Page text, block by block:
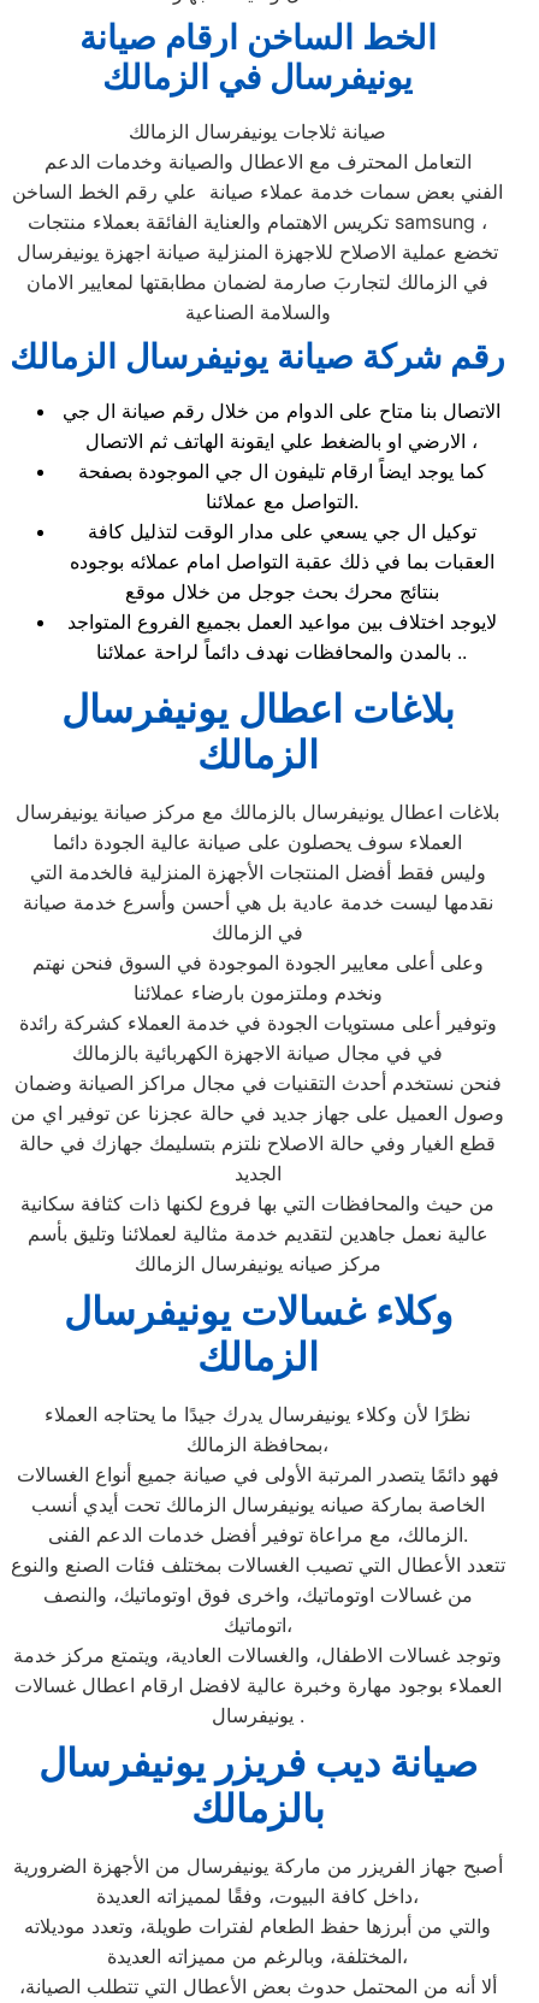
الخط الساخن ارقام صيانة
يونيفرسال في الزمالك
صيانة ثلاجات يونيفرسال الزمالك
التعامل المحترف مع الاعطال والصيانة وخدمات الدعم
الفني بعض سمات خدمة عملاء صيانة علي رقم الخط الساخن
تكريس الاهتمام والعناية الفائقة بعملاء منتجات samsung ،
تخضع عملية الاصلاح للاجهزة المنزلية صيانة اجهزة يونيفرسال
في الزمالك لتجاربَ صارمة لضمان مطابقتها لمعايير الامان
والسلامة الصناعية
رقم شركة صيانة يونيفرسال الزمالك
الاتصال بنا متاح على الدوام من خلال رقم صيانة ال جي
الارضي او بالضغط علي ايقونة الهاتف ثم الاتصال ،
كما يوجد ايضاً ارقام تليفون ال جي الموجودة بصفحة
التواصل مع عملائنا.
توكيل ال جي يسعي على مدار الوقت لتذليل كافة
العقبات بما في ذلك عقبة التواصل امام عملائه بوجوده
بنتائج محرك بحث جوجل من خلال موقع
لايوجد اختلاف بين مواعيد العمل بجميع الفروع المتواجد
بالمدن والمحافظات نهدف دائماً لراحة عملائنا ..
بلاغات اعطال يونيفرسال
الزمالك
بلاغات اعطال يونيفرسال بالزمالك مع مركز صيانة يونيفرسال
العملاء سوف يحصلون على صيانة عالية الجودة دائما
وليس فقط أفضل المنتجات الأجهزة المنزلية فالخدمة التي
نقدمها ليست خدمة عادية بل هي أحسن وأسرع خدمة صيانة
في الزمالك
وعلى أعلى معايير الجودة الموجودة في السوق فنحن نهتم
ونخدم وملتزمون بارضاء عملائنا
وتوفير أعلى مستويات الجودة في خدمة العملاء كشركة رائدة
في في مجال صيانة الاجهزة الكهربائية بالزمالك
فنحن نستخدم أحدث التقنيات في مجال مراكز الصيانة وضمان
وصول العميل على جهاز جديد في حالة عجزنا عن توفير اي من
قطع الغيار وفي حالة الاصلاح نلتزم بتسليمك جهازك في حالة
الجديد
من حيث والمحافظات التي بها فروع لكنها ذات كثافة سكانية
عالية نعمل جاهدين لتقديم خدمة مثالية لعملائنا وتليق بأسم
مركز صيانه يونيفرسال الزمالك
وكلاء غسالات يونيفرسال
الزمالك
نظرًا لأن وكلاء يونيفرسال يدرك جيدًا ما يحتاجه العملاء
بمحافظة الزمالك،
فهو دائمًا يتصدر المرتبة الأولى في صيانة جميع أنواع الغسالات
الخاصة بماركة صيانه يونيفرسال الزمالك تحت أيدي أنسب
الزمالك، مع مراعاة توفير أفضل خدمات الدعم الفنى.
تتعدد الأعطال التي تصيب الغسالات بمختلف فئات الصنع والنوع
من غسالات اوتوماتيك، واخرى فوق اوتوماتيك، والنصف
اتوماتيك،
وتوجد غسالات الاطفال، والغسالات العادية، ويتمتع مركز خدمة
العملاء بوجود مهارة وخبرة عالية لافضل ارقام اعطال غسالات
يونيفرسال .
صيانة ديب فريزر يونيفرسال
بالزمالك
أصبح جهاز الفريزر من ماركة يونيفرسال من الأجهزة الضرورية
داخل كافة البيوت، وفقًا لمميزاته العديدة،
والتي من أبرزها حفظ الطعام لفترات طويلة، وتعدد موديلاته
المختلفة، وبالرغم من مميزاته العديدة،
ألا أنه من المحتمل حدوث بعض الأعطال التي تتطلب الصيانة،